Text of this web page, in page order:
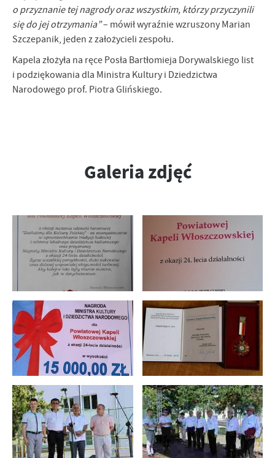
o przyznanie tej nagrody oraz wszystkim, którzy przyczynili
się do jej otrzymania”– mówił wyraźnie wzruszony Marian
Szczepanik, jeden z założycieli zespołu.
Kapela złożyła na ręce Posła Bartłomieja Dorywalskiego list
i podziękowania dla Ministra Kultury i Dziedzictwa
Narodowego prof. Piotra Glińskiego.
Galeria zdjęć